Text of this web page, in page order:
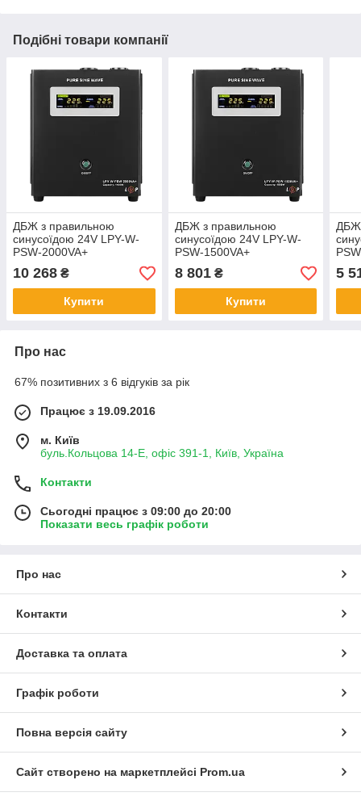
Подібні товари компанії
ДБЖ з правильною
синусоїдою 24V LPY-W-
PSW-2000VA+
(1400Вт)10A/20A
10 268 ₴
Купити
ДБЖ з правильною
синусоїдою 24V LPY-W-
PSW-1500VA+
(1050Вт)10A/15A
8 801₴
Купити
ДБЖ
5
Про нас
67% позитивних з 6 відгуків за рік
Працює з 19.09.2016
м. Київ
буль.Кольцова 14-Е, офіс 391-1, Київ, Україна
Контакти
Сьогодні працює з 09:00 до 20:00
Показати весь графік роботи
Про нас
Контакти
Доставка та оплата
Графік роботи
Повна версія сайту
Сайт створено на маркетплейсі Prom.ua